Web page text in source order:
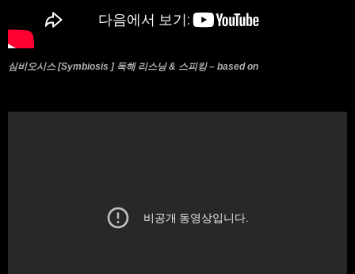
심비오시스 [Symbiosis ] 독해 리스닝 & 스피킹 – based on